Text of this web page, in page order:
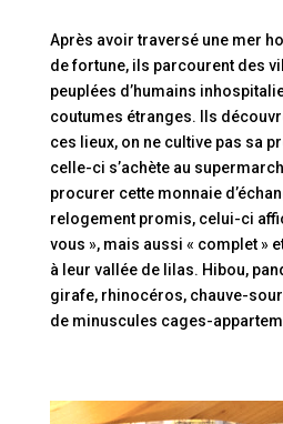
Après avoir traversé une mer
de fortune, ils parcourent des
peuplées d’humains
coutumes étranges. Ils
ces lieux, on ne cultive pas sa
celle-ci s’achète au
procurer cette monnaie
relogement promis, celui-ci
vous », mais aussi « complet »
à leur vallée de lilas. Hibou,
girafe, rhinocéros, chauve-
de minuscules cages-